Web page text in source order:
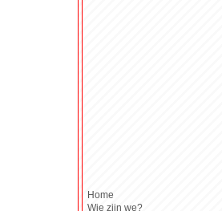
Home
Wie zijn we?